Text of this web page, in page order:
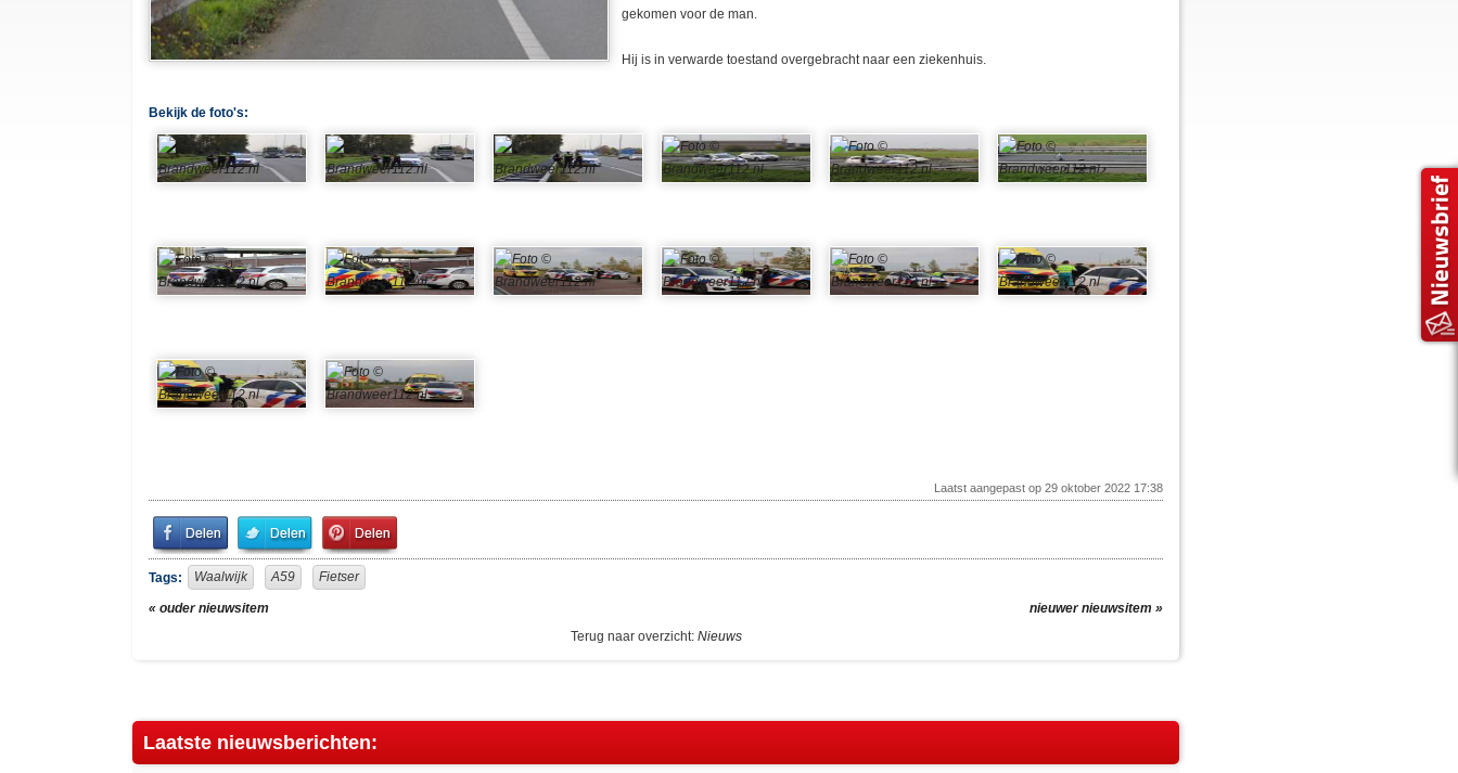
gekomen voor de man.
Hij is in verwarde toestand overgebracht naar een ziekenhuis.
Bekijk de foto's:
Laatst aangepast op 29 oktober 2022 17:38
Share
on
Facebook
Share
on
Twitter
Pin
It!
Tags:
Waalwijk A59 Fietser
« ouder nieuwsitem
nieuwer nieuwsitem »
Terug naar overzicht: Nieuws
Laatste nieuwsberichten: